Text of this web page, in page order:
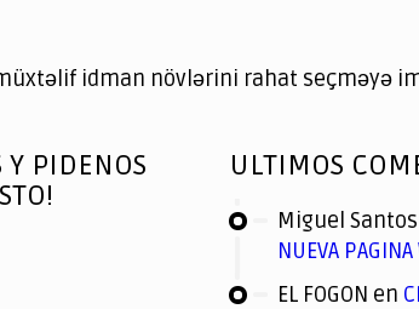
idman növlərini rahat seçməyə
Y PIDENOS
ULTIMOS
Miguel Santos
NUEVA PAGINA
EL FOGON en